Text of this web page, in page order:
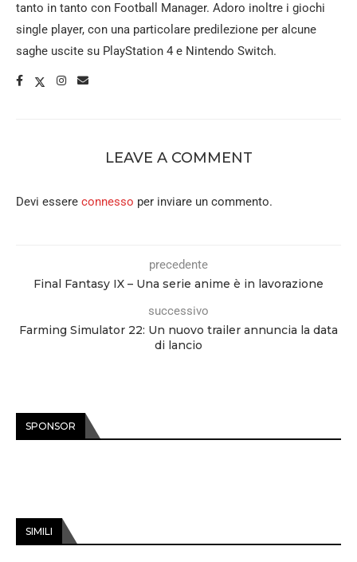
tanto in tanto con Football Manager. Adoro inoltre i giochi
single player, con una particolare predilezione per alcune
saghe uscite su PlayStation 4 e Nintendo Switch.
LEAVE A COMMENT
Devi essere connesso per inviare un commento.
precedente
Final Fantasy IX – Una serie anime è in lavorazione
successivo
Farming Simulator 22: Un nuovo trailer annuncia la data
di lancio
SPONSOR
SIMILI